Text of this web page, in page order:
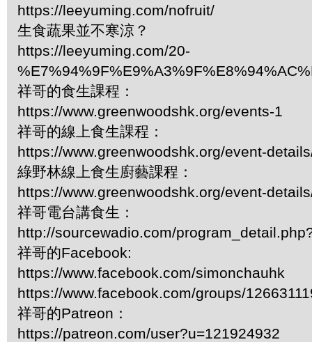
https://leeyuming.com/nofruit/
生食蔬果並不寒涼？
https://leeyuming.com/20-
祥哥的食生課程：
https://www.greenwoodshk.org/events-1
祥哥的線上食生課程：
https://www.greenwoodshk.org/event-
綠野林線上食生廚藝課程：
https://www.greenwoodshk.org/event-
祥哥電台講食生：
http://sourcewadio.com/
祥哥的Facebook:
https://www.facebook.com/simonchauhk
https://www.facebook.com/groups/
祥哥的Patreon：
https://patreon.com/user?u=121924932